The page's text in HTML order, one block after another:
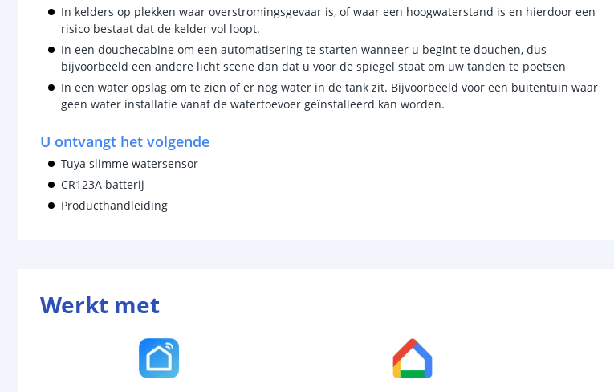
In kelders op plekken waar overstromingsgevaar is, of waar een hoogwaterstand is en hierdoor een
risico bestaat dat de kelder vol loopt.
In een douchecabine om een automatisering te starten wanneer u begint te douchen, dus
bijvoorbeeld een andere licht scene dan dat u voor de spiegel staat om uw tanden te poetsen
In een water opslag om te zien of er nog water in de tank zit. Bijvoorbeeld voor een buitentuin waar
geen water installatie vanaf de watertoevoer geïnstalleerd kan worden.
U ontvangt het volgende
Tuya slimme watersensor
CR123A batterij
Producthandleiding
Werkt met